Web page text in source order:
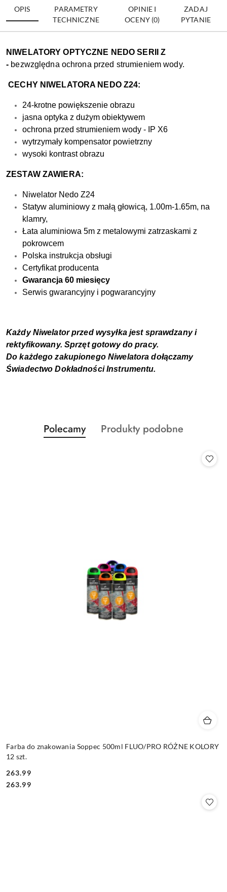
OPIS
PARAMETRY
TECHNICZNE
OPINIE I
OCENY (0)
ZADAJ
PYTANIE
NIWELATORY OPTYCZNE NEDO SERII Z
- bezwzględna ochrona przed strumieniem wody.
CECHY NIWELATORA NEDO Z24:
24-krotne powiększenie obrazu
jasna optyka z dużym obiektywem
ochrona przed strumieniem wody - IP X6
wytrzymały kompensator powietrzny
wysoki kontrast obrazu
ZESTAW ZAWIERA:
Niwelator Nedo Z24
Statyw aluminiowy z małą głowicą, 1.00m-1.65m, na
klamry,
Łata aluminiowa 5m z metalowymi zatrzaskami z
pokrowcem
Polska instrukcja obsługi
Certyfikat producenta
Gwarancja 60 miesięcy
Serwis gwarancyjny i pogwarancyjny
Każdy Niwelator przed wysyłka jest sprawdzany i
rektyfikowany. Sprzęt gotowy do pracy.
Do każdego zakupionego Niwelatora dołączamy
Świadectwo Dokładności Instrumentu.
Pomiń karuzelę produktów
Produkty
o
Polecamy
Produkty
Produkty podobne
Farba do znakowania Soppec 500ml FLUO/PRO RÓŻNE KOLORY
12 szt.
Cena:
263.99
Cena:
263.99